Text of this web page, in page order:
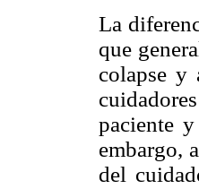
La
que
colapse y
paciente
embargo,
del